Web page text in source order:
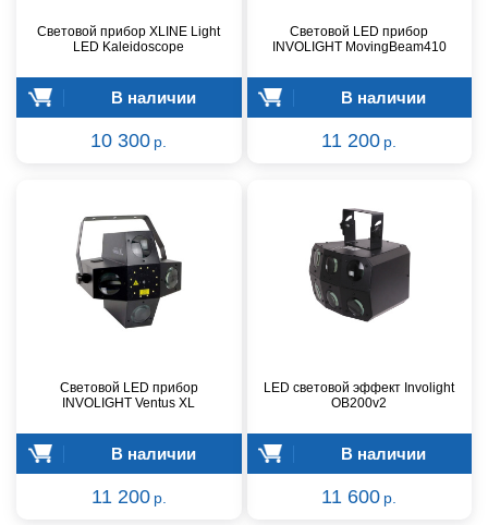
Световой прибор XLINE Light
LED Kaleidoscope
В наличии
10 300 р.
Световой LED прибор
INVOLIGHT MovingBeam410
В наличии
11 200 р.
Световой LED прибор
INVOLIGHT Ventus XL
В наличии
11 200 р.
LED световой эффект Involight
OB200v2
В наличии
11 600 р.